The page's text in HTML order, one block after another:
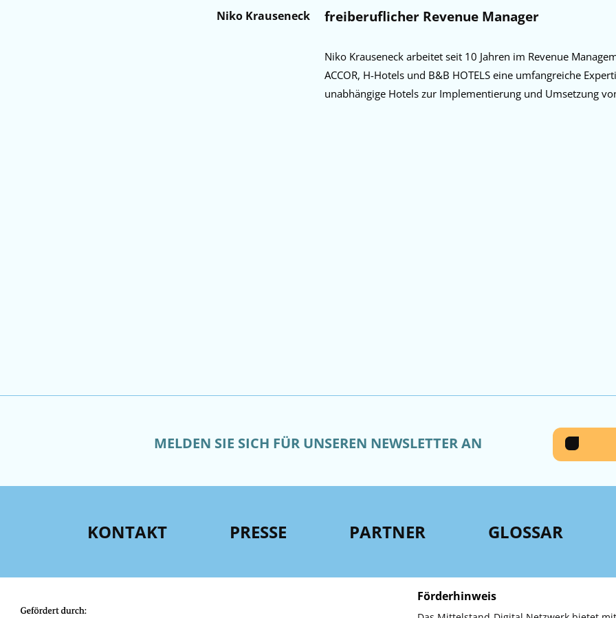
Niko Krauseneck freiberuflicher Revenue Manager
Niko Krauseneck arbeitet seit 10 Jahren im Revenue
ACCOR, H-Hotels und B&B HOTELSeine umfangreiche Exper
unabhängige Hotelszur Implementierung und Umsetzung
MELDEN SIE SICH FÜR UNSEREN NEWSLETTER AN
KONTAKT PRESSE PARTNER GLOSSAR
Förderhinweis